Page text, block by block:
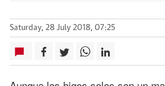
Saturday, 28 July 2018, 07:25